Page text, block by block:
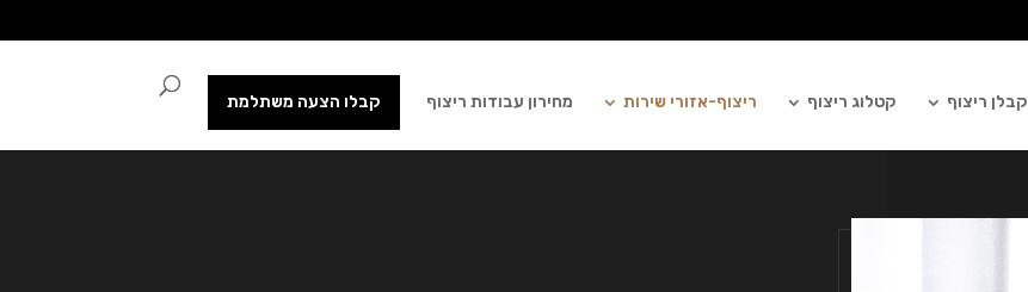
קבלן ריצוף קטלוג ריצוף ריצוף-אזורי שירות מחירון עבודות ריצוף קבלו הצעה משתלמת